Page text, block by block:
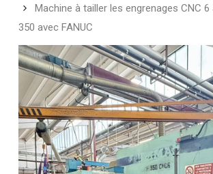
Machine à tailler les engrenages CNC 6
350 avec FANUC